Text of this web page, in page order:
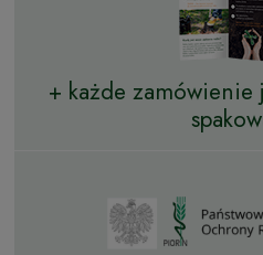
+ każde zamówienie